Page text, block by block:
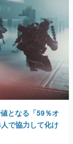
となる「59％オ
で協力して化け